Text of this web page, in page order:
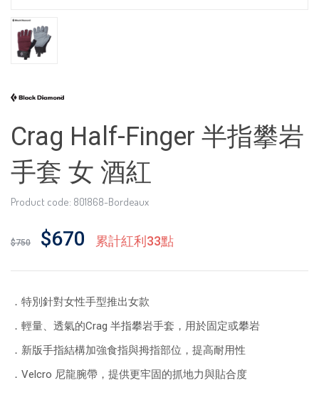
Crag Half-Finger 半指攀岩
手套 女 酒紅
Product code: 801868-Bordeaux
$750 $670 累計紅利33點
．特別針對女性手型推出女款
．輕量、透氣的Crag 半指攀岩手套，用於固定或攀岩
．新版手指結構加強食指與拇指部位，提高耐用性
．Velcro 尼龍腕帶，提供更牢固的抓地力與貼合度